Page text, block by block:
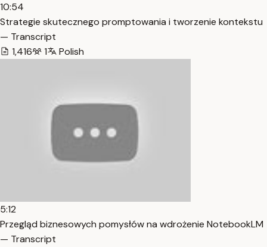
10:54
Strategie skutecznego promptowania i tworzenie kontekstu
— Transcript
1,416
1 Polish
5:12
Przegląd biznesowych pomysłów na wdrożenie NotebookLM
— Transcript